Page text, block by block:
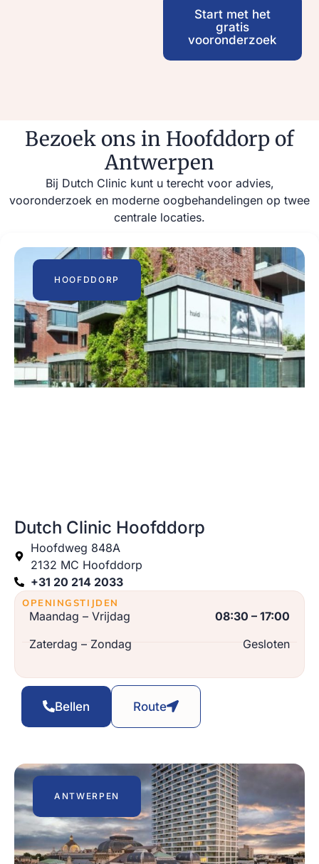
Start met het
gratis
vooronderzoek
Bezoek ons in Hoofddorp of
Antwerpen
Bij Dutch Clinic kunt u terecht voor advies,
vooronderzoek en moderne oogbehandelingen op twee
centrale locaties.
HOOFDDORP
Dutch Clinic Hoofddorp
Hoofdweg 848A
2132 MC Hoofddorp
+31 20 214 2033
OPENINGSTIJDEN
Maandag – Vrijdag
08:30 – 17:00
Zaterdag – Zondag
Gesloten
Bellen Route
ANTWERPEN